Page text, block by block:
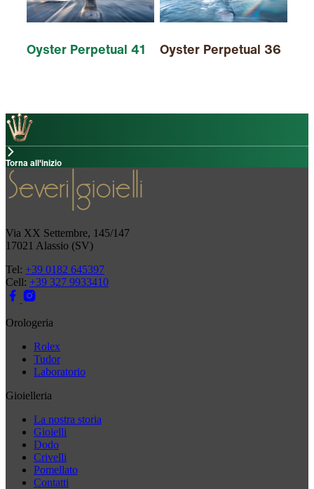
Oyster Perpetual 41 Oyster Perpetual 36
Torna all'inizio
Via XX Settembre, 145/147
17021 Alassio (SV)
Tel: +39 0182 645397
Cell: +39 327 9933410
Orologeria
Rolex
Tudor
Laboratorio
Gioielleria
La nostra storia
Gioielli
Dodo
Crivelli
Pomellato
Contatti